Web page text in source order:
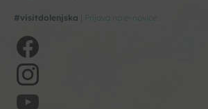
#visitdolenjska Prijava na e-novice